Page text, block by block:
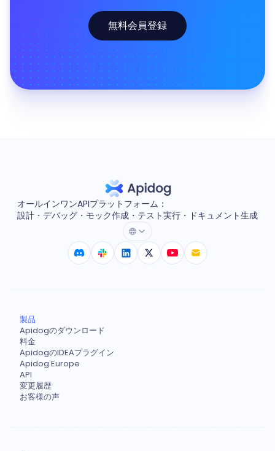
無料会員登録
オールインワンAPIプラットフォーム：
設計・デバッグ・モック作成・テスト実行・ドキュメント生成
製品
Apidogのダウンロード
料金
ApidogのIDEAプラグイン
Apidog Europe
API
変更履歴
お客様の声